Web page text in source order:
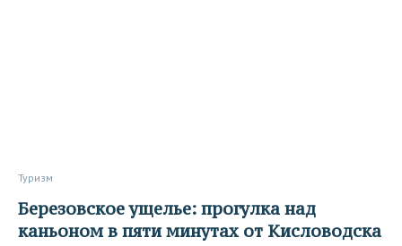
Туризм
Березовское ущелье: прогулка над
каньоном в пяти минутах от Кисловодска